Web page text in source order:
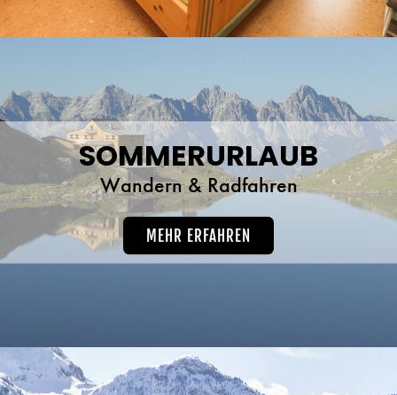
SOMMERURLAUB
Wandern & Radfahren
MEHR ERFAHREN